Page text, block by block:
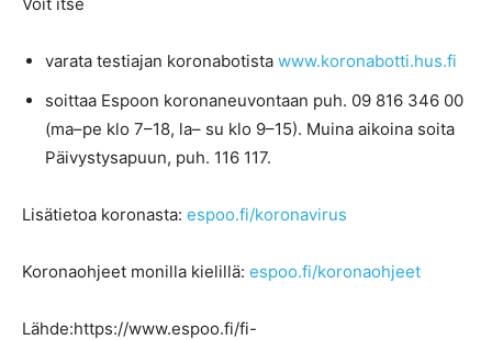
varata testiajan koronabotista www.koronabotti.hus.fi
soittaa Espoon koronaneuvontaan puh. 09 816 346 00
(ma–pe klo 7–18, la– su klo 9–15). Muina aikoina soita
Päivystysapuun, puh. 116 117.
Lisätietoa koronasta: espoo.fi/koronavirus
Koronaohjeet monilla kielillä: espoo.fi/koronaohjeet
Lähde:https://www.espoo.fi/fi-